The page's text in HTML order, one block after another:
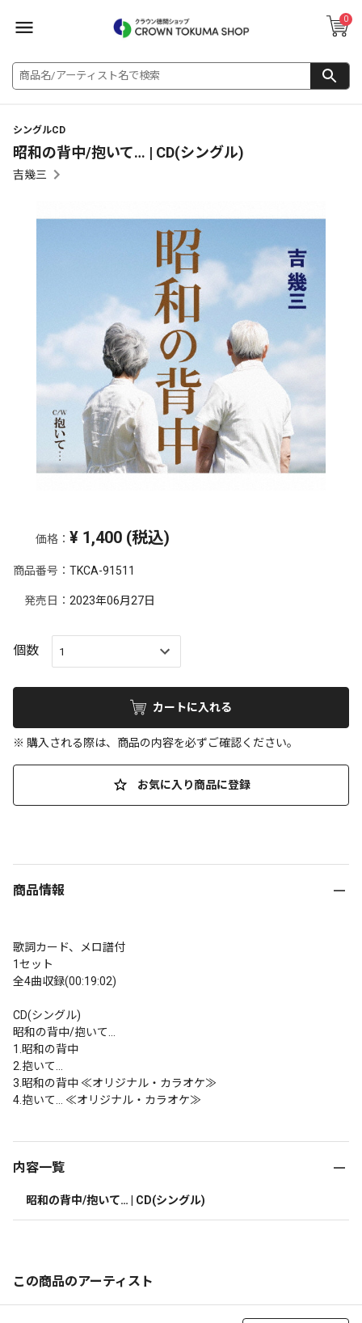
0
シングルCD
昭和の背中/抱いて… | CD(シングル)
吉幾三
価格： ¥ 1,400 (税込)
商品番号： TKCA-91511
発売日： 2023年06月27日
個数
カートに入れる
※ 購入される際は、商品の内容を必ずご確認ください。
お気に入り商品に登録
商品情報
歌詞カード、メロ譜付
1セット
全4曲収録(00:19:02)
CD(シングル)
昭和の背中/抱いて…
1.昭和の背中
2.抱いて…
3.昭和の背中 ≪オリジナル・カラオケ≫
4.抱いて… ≪オリジナル・カラオケ≫
内容一覧
昭和の背中/抱いて… | CD(シングル)
この商品のアーティスト